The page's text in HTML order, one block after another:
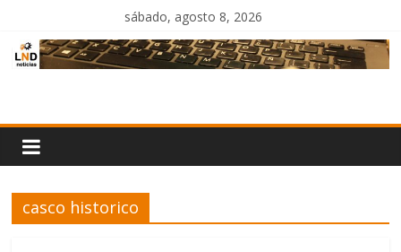
contenido
sábado, agosto 8, 2026
Noticias
casco historico